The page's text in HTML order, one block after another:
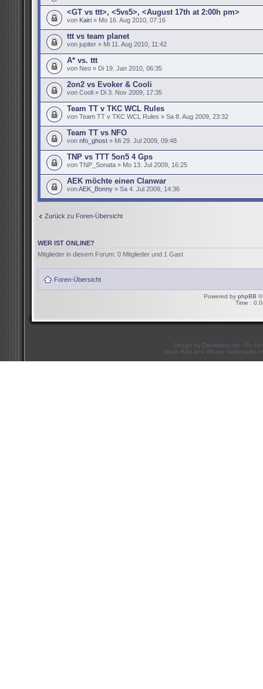
<GT vs ttt>, <5vs5>, <August 17th at 2:00h pm>
von Kairi » Mo 16. Aug 2010, 07:16
ttt vs team planet
von jupiter » Mi 11. Aug 2010, 11:42
A* vs. ttt
von Neo » Di 19. Jan 2010, 06:35
2on2 vs Evoker & Cooli
von Cooli » Di 3. Nov 2009, 17:35
Team TT v TKC WCL Rules
von Team TT v TKC WCL Rules » Sa 8. Aug 2009, 23:32
Team TT vs NFO
von nfo_ghost » Mi 29. Jul 2009, 09:48
TNP vs TTT 5on5 4 Gps
von TNP_Sonata » Mo 13. Jul 2009, 16:25
AEK möchte einen Clanwar
vonAEK_Bonny » Sa 4. Jul 2009, 14:36
Zurück zu Foren-Übersicht
WER IST ONLINE?
Mitglieder in diesem Forum: 0 Mitglieder und 1 Gast
Foren-Übersicht
Powered by phpBB ©
Time :
Design by Doublekey.de - Re-
Mario Kart and Wii are trademarks